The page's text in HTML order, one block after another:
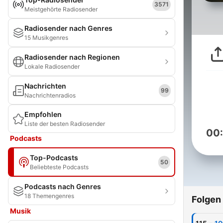
Meistgehörte Radiosender
3571
Radiosender nach Genres
15 Musikgenres
Radiosender nach Regionen
Lokale Radiosender
Nachrichten
Nachrichtenradios
99
Empfohlen
Liste der besten Radiosender
Podcasts
Top-Podcasts
Beliebteste Podcasts
50
Podcasts nach Genres
18 Themengenres
Musik
Folgen